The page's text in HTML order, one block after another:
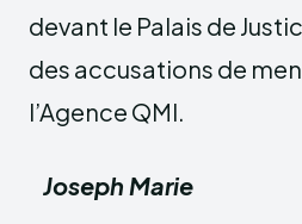
devant le Palais de
des accusations de
l’Agence QMI.
Joseph Marie